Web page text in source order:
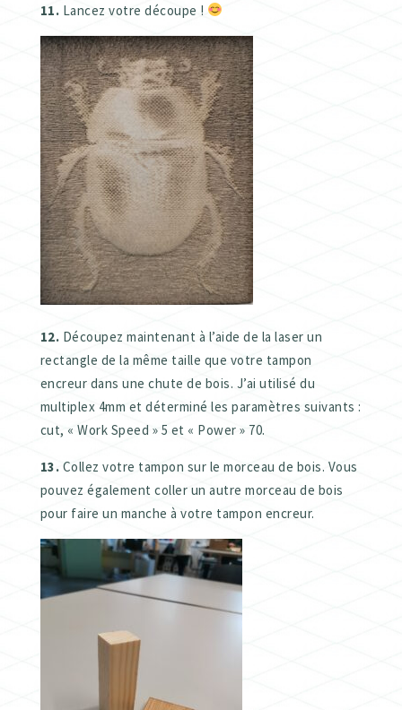
11. Lancez votre découpe !
12. Découpez maintenant à l’aide de la laser un
rectangle de la même taille que votre tampon
encreur dans une chute de bois. J’ai utilisé du
multiplex 4mm et déterminé les paramètres suivants :
cut, « Work Speed » 5 et « Power » 70.
13. Collez votre tampon sur le morceau de bois. Vous
pouvez également coller un autre morceau de bois
pour faire un manche à votre tampon encreur.